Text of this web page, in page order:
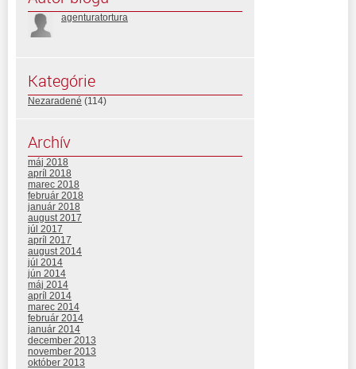
agenturatortura
Kategórie
Nezaradené (114)
Archív
máj 2018
apríl 2018
marec 2018
február 2018
január 2018
august 2017
júl 2017
apríl 2017
august 2014
júl 2014
jún 2014
máj 2014
apríl 2014
marec 2014
február 2014
január 2014
december 2013
november 2013
október 2013